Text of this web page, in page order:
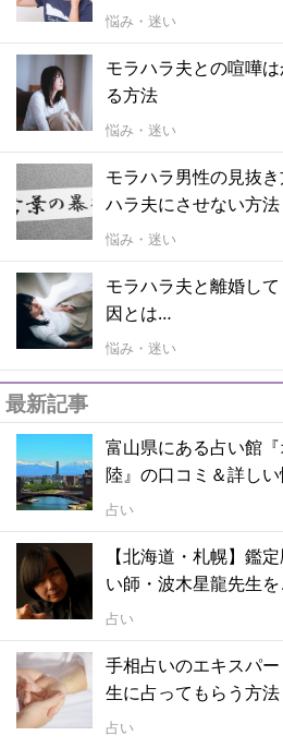
悩み・迷い
モラハラ夫との喧嘩
る方法
悩み・迷い
モラハラ男性の見抜
ハラ夫にさせない方法
悩み・迷い
モラハラ夫と離婚し
因とは…
悩み・迷い
最新記事
富山県にある占い館
陸』の口コミ＆詳しい
占い
【北海道・札幌】鑑
い師・波木星龍先生を
占い
手相占いのエキスパ
生に占ってもらう方法
占い